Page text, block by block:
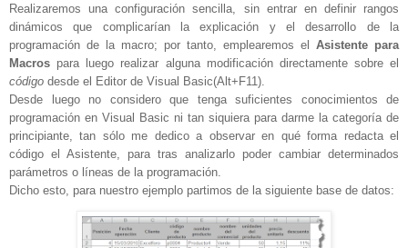
Realizaremos una configuración sencilla, sin entrar en definir rangos
dinámicos que complicarían la explicación y el desarrollo de la
programación de la macro; por tanto, emplearemos el Asistente para
Macros para luego realizar alguna modificación directamente sobre el
código desde el Editor de Visual Basic(Alt+F11).
Desde luego no considero que tenga suficientes conocimientos de
programación en Visual Basic ni tan siquiera para darme la categoría de
principiante, tan sólo me dedico a observar en qué forma redacta el
código el Asistente, para tras analizarlo poder cambiar determinados
parámetros o líneas de la programación.
Dicho esto, para nuestro ejemplo partimos de la siguiente base de datos: